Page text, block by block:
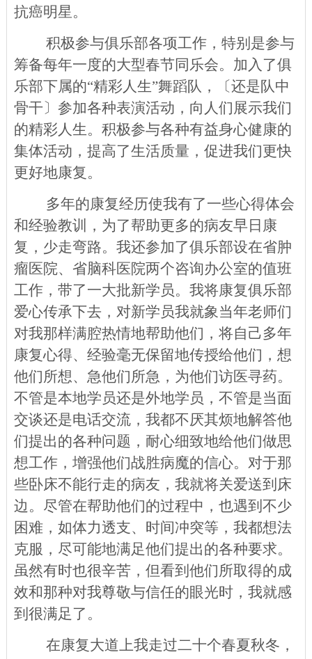
抗癌明星。
积极参与俱乐部各项工作，特别是参与
筹备每年一度的大型春节同乐会。加入了俱
乐部下属的“精彩人生”舞蹈队，〔还是队中
骨干〕参加各种表演活动，向人们展示我们
的精彩人生。积极参与各种有益身心健康的
集体活动，提高了生活质量，促进我们更快
更好地康复。
多年的康复经历使我有了一些心得体会
和经验教训，为了帮助更多的病友早日康
复，少走弯路。我还参加了俱乐部设在省肿
瘤医院、省脑科医院两个咨询办公室的值班
工作，带了一大批新学员。 我将康复俱乐部
爱心传承下去，对新学员我就象当年老师们
对我那样满腔热情地帮助他们，将自己多年
康复心得、经验毫无保留地传授给他们，想
他们所想、急他们所急，为他们访医寻药。
不管是本地学员还是外地学员，不管是当面
交谈还是电话交流，我都不厌其烦地解答他
们提出的各种问题，耐心细致地给他们做思
想工作，增强他们战胜病魔的信心。对于那
些卧床不能行走的病友，我就将关爱送到床
边。尽管在帮助他们的过程中，也遇到不少
困难，如体力透支、时间冲突等，我都想法
克服，尽可能地满足他们提出的各种要求。
虽然有时也很辛苦，但看到他们所取得的成
效和那种对我尊敬与信任的眼光时，我就感
到很满足了。
在康复大道上我走过二十个春夏秋冬，